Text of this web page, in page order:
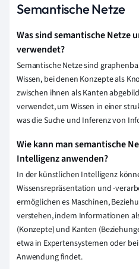
Semantische Netze
Was sind semantische Netze
verwendet?
Semantische Netze sind
Wissen, bei denen Konzepte als
zwischen ihnen als Kanten
verwendet, um Wissen in einer
was die Suche und Inferenz von
Wie kann man semantische
Intelligenz anwenden?
In der künstlichen Intelligenz
Wissensrepräsentation und -
ermöglichen es Maschinen,
verstehen, indem Informationen
(Konzepte) und Kanten
etwa in Expertensystemen oder
Anwendung findet.